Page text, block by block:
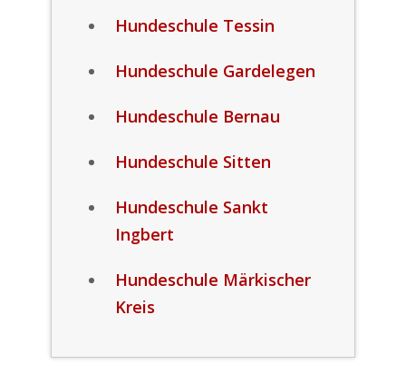
Hundeschule Tessin
Hundeschule Gardelegen
Hundeschule Bernau
Hundeschule Sitten
Hundeschule Sankt
Ingbert
Hundeschule Märkischer
Kreis